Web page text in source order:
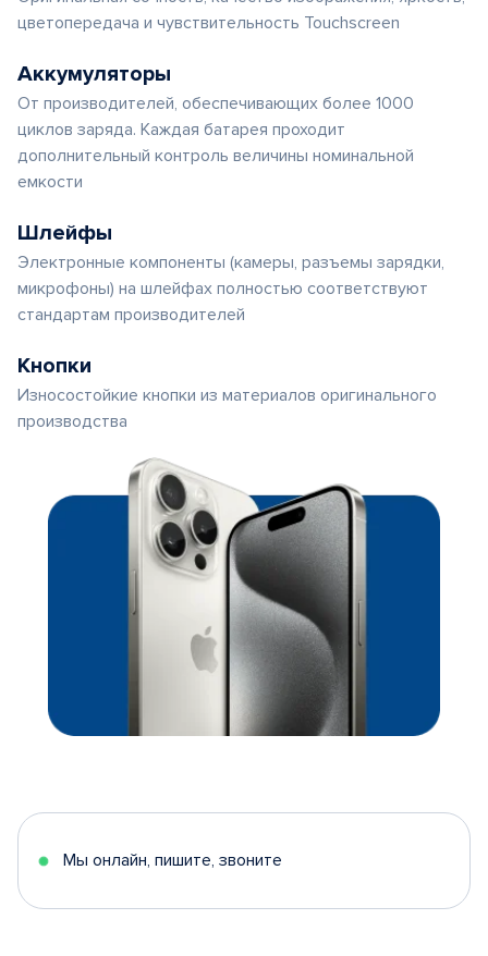
цветопередача и чувствительность Touchscreen
Аккумуляторы
От производителей, обеспечивающих более 1000
циклов заряда. Каждая батарея проходит
дополнительный контроль величины номинальной
емкости
Шлейфы
Электронные компоненты (камеры, разъемы зарядки,
микрофоны) на шлейфах полностью соответствуют
стандартам производителей
Кнопки
Износостойкие кнопки из материалов оригинального
производства
Мы онлайн, пишите, звоните